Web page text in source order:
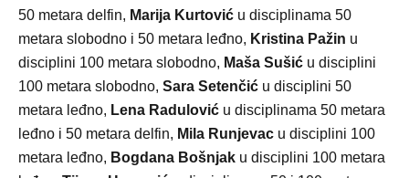
50 metara delfin, Marija Kurtović u disciplinama 50
metara slobodno i 50 metara leđno, Kristina Pažin u
disciplini 100 metara slobodno, Maša Sušić u disciplini
100 metara slobodno, Sara Setenčić u disciplini 50
metara leđno, Lena Radulović u disciplinama 50 metara
leđno i 50 metara delfin, Mila Runjevac u disciplini 100
metara leđno, Bogdana Bošnjak u disciplini 100 metara